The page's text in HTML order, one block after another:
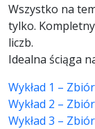
Wszystko na
tylko.
liczb.
Idealna ściąga
Wykład 1 –
Wykład 2 –
Wykład 3 –